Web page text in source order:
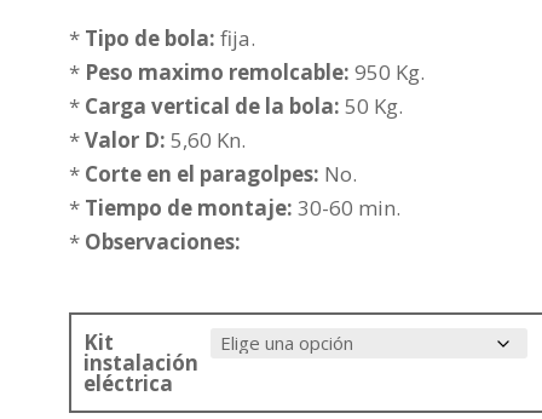
desde
186,40€
261,90€
* Tipo de bola: fija.
* Peso maximo remolcable: 950 Kg.
* Carga vertical de la bola: 50 Kg.
*Valor D: 5,60 Kn.
* Corte en el paragolpes: No.
* Tiempo de montaje: 30-60 min.
* Observaciones:
Kit
instalación
eléctrica